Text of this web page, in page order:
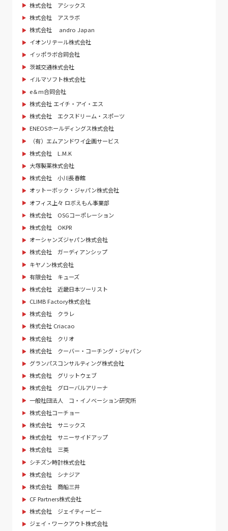
株式会社 アシックス
株式会社 アスラボ
株式会社 andro Japan
イオンリテール株式会社
イッポラボ合同会社
茨城交通株式会社
イルマソフト株式会社
e＆m合同会社
株式会社 エイチ・アイ・エス
株式会社 エクスドリーム・スポーツ
ENEOSホールディングス株式会社
（有）エムアンドワイ企画サービス
株式会社 L.M.K
大塚製薬株式会社
株式会社 小川長春館
オットーボック・ジャパン株式会社
オフィス上々 ロボえもん事業部
株式会社 OSGコーポレーション
株式会社 OKPR
オーシャンズジャパン株式会社
株式会社 ガーディアンシップ
キヤノン株式会社
有限会社 キューズ
株式会社 近畿日本ツーリスト
CLIMB Factory株式会社
株式会社 クラレ
株式会社 Criacao
株式会社 クリオ
株式会社 クーバー・コーチング・ジャパン
グランパスコンサルティング株式会社
株式会社 グリットウェブ
株式会社 グローバルアリーナ
一般社団法人 コ・イノベーション研究所
株式会社コーチョー
株式会社 サニックス
株式会社 サニーサイドアップ
株式会社 三英
シチズン時計株式会社
株式会社 シナジア
株式会社 商船三井
CF Partners株式会社
株式会社 ジェイティービー
ジェイ・ワークアウト株式会社